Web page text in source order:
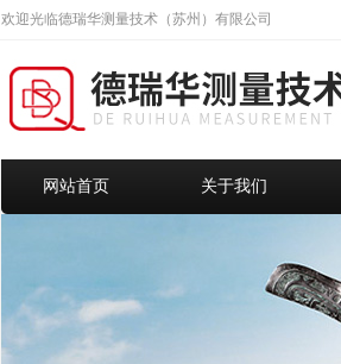
欢迎光临德瑞华测量技术（苏州）有限公司
网站首页 关于我们